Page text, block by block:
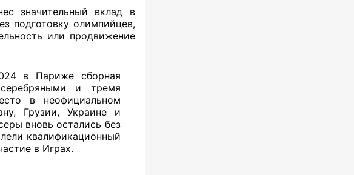
значительный вклад в
подготовку олимпийцев,
или продвижение
в Париже сборная
и тремя
в неофициальном
Грузии, Украине и
вновь остались без
квалификационный
в Играх.